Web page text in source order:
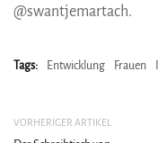
@swantjemartach.
Tags: Entwicklung Frauen
VORHERIGER ARTIKEL